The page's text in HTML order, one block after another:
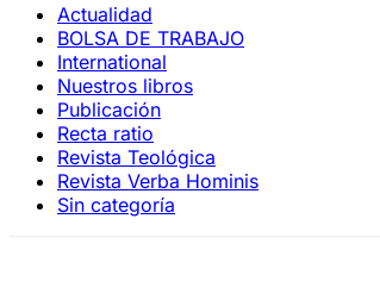
Actualidad
BOLSA DE TRABAJO
International
Nuestros libros
Publicación
Recta ratio
Revista Teológica
Revista Verba Hominis
Sin categoría